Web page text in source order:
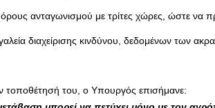
όρους ανταγωνισμού με τρίτες χώρες, ώστε να
διαχείρισης κινδύνου, δεδομένων των
τοποθέτησή του, ο Υπουργός επισήμανε: